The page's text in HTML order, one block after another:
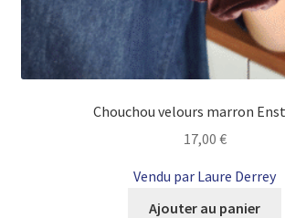
Chouchou velours marron
17,00 €
Vendu par Laure Derrey
Ajouter au panier